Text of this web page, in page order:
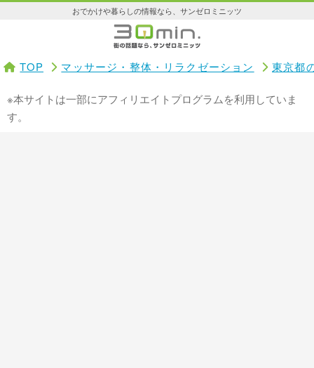
おでかけや暮らしの情報なら、サンゼロミニッツ
TOP マッサージ・整体・リラクゼーション 東京都
※本サイトは一部にアフィリエイトプログラムを利用していま
す。